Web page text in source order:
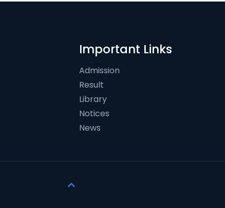
Important Links
Admission
Result
Library
Notices
News